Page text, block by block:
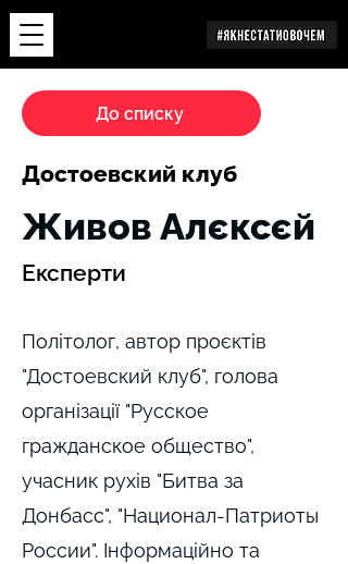
До списку
Достоевский клуб
Експерти
Живов Алєксєй
Політолог, автор проєктів
"Достоевский клуб", голова
організації "Русское
гражданское общество",
учасник рухів "Битва за
Донбасс", "Национал-Патриоты
России". Інформаційно та